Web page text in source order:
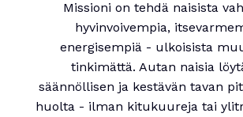
Missioni on tehdä naisista
hyvinvoivempia,
energisempiä - ulkoisista
tinkimättä. Autan naisia
säännöllisen ja kestävän tavan
huolta - ilman kitukuureja tai